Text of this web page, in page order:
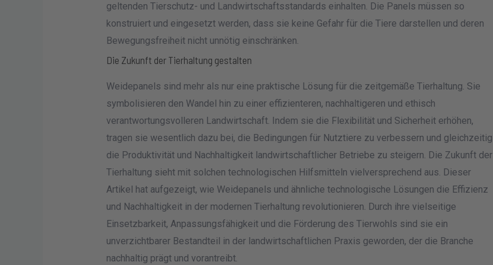
geltenden Tierschutz- und Landwirtschaftsstandards einhalten. Die Panels müssen so
konstruiert und eingesetzt werden, dass sie keine Gefahr für die Tiere darstellen und deren
Bewegungsfreiheit nicht unnötig einschränken.
Die Zukunft der Tierhaltung gestalten
Weidepanels sind mehr als nur eine praktische Lösung für die zeitgemäße Tierhaltung. Sie
symbolisieren den Wandel hin zu einer effizienteren, nachhaltigeren und ethisch
verantwortungsvolleren Landwirtschaft. Indem sie die Flexibilität und Sicherheit erhöhen,
tragen sie wesentlich dazu bei, die Bedingungen für Nutztiere zu verbessern und gleichzeitig
die Produktivität und Nachhaltigkeit landwirtschaftlicher Betriebe zu steigern. Die Zukunft der
Tierhaltung sieht mit solchen technologischen Hilfsmitteln vielversprechend aus. Dieser
Artikel hat aufgezeigt, wie Weidepanels und ähnliche technologische Lösungen die Effizienz
und Nachhaltigkeit in der modernen Tierhaltung revolutionieren. Durch ihre vielseitige
Einsetzbarkeit, Anpassungsfähigkeit und die Förderung des Tierwohls sind sie ein
unverzichtbarer Bestandteil in der landwirtschaftlichen Praxis geworden, der die Branche
nachhaltig prägt und vorantreibt.